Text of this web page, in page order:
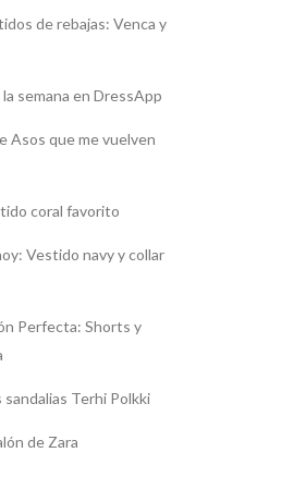
de rebajas: Venca y
semana en DressApp
Asos que me vuelven
coral favorito
Vestido navy y collar
Perfecta: Shorts y
sandalias Terhi Polkki
de Zara